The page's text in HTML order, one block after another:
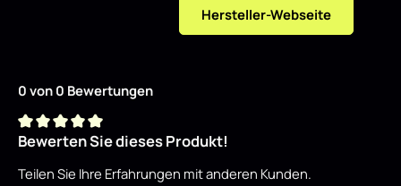
Hersteller-Webseite
0 von 0 Bewertungen
Durchschnittliche Bewertung von 0 von 5 Sternen
Bewerten Sie dieses Produkt!
Teilen Sie Ihre Erfahrungen mit anderen Kunden.